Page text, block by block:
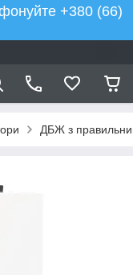
+380 (66)
ДБЖ з